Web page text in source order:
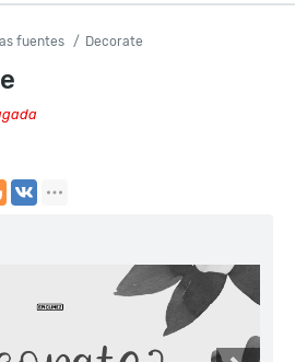
fuentes Decorate